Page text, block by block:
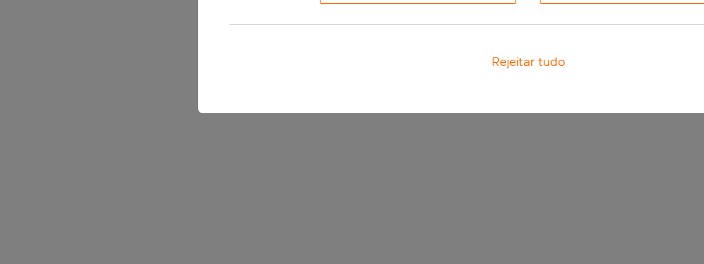
Rejeitar tudo